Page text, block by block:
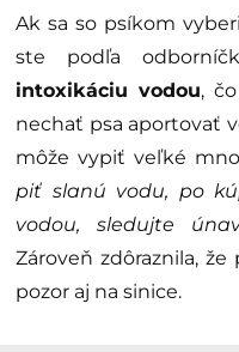
Ak sa so psíkom
ste podľa
intoxikáciu vodou,
nechať psa aportovať
môže vypiť veľké
piť slanú vodu, po
vodou, sledujte
Zároveň zdôraznila,
pozor aj na sinice.